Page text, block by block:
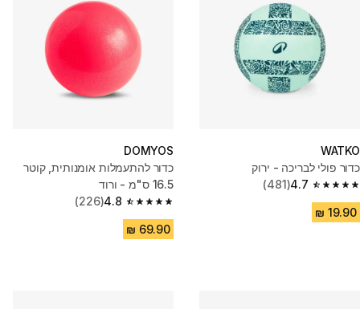
WATKO
כדור פולי לבריכה - ירוק
4.7
4.7 out of 5 stars from 481 reviews
(481)
DOMYOS
כדור להתעמלות אומנותית, קוטר
16.5 ס"מ - ורוד
4.8
4.8 out of 5 stars from 226 reviews
(226)